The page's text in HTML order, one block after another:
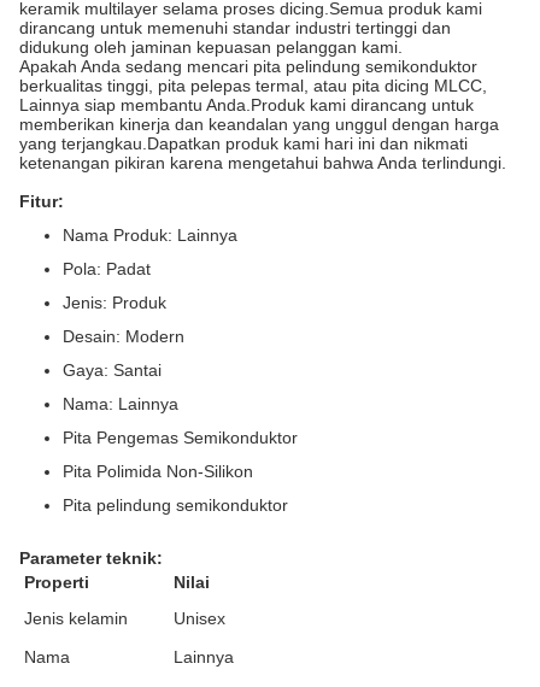
keramik multilayer selama proses dicing.Semua produk kami
dirancang untuk memenuhi standar industri tertinggi dan
didukung oleh jaminan kepuasan pelanggan kami.
Apakah Anda sedang mencari pita pelindung semikonduktor
berkualitas tinggi, pita pelepas termal, atau pita dicing MLCC,
Lainnya siap membantu Anda.Produk kami dirancang untuk
memberikan kinerja dan keandalan yang unggul dengan harga
yang terjangkau.Dapatkan produk kami hari ini dan nikmati
ketenangan pikiran karena mengetahui bahwa Anda terlindungi.
Fitur:
Nama Produk: Lainnya
Pola: Padat
Jenis: Produk
Desain: Modern
Gaya: Santai
Nama: Lainnya
Pita Pengemas Semikonduktor
Pita Polimida Non-Silikon
Pita pelindung semikonduktor
Parameter teknik:
Properti
Nilai
Jenis kelamin
Unisex
Nama
Lainnya